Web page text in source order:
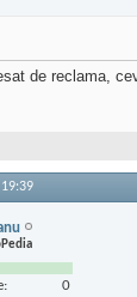
de reclama,
19:39
0